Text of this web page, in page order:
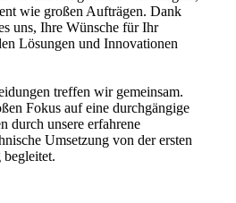
wie großen Aufträgen. Dank
uns, Ihre Wünsche für Ihr
Lösungen und Innovationen
treffen wir gemeinsam.
Fokus auf eine durchgängige
durch unsere erfahrene
Umsetzung von der ersten